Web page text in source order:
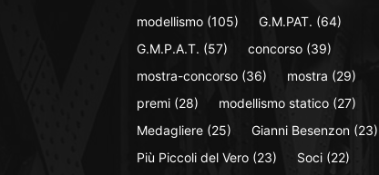
modellismo (105) G.M.PAT. (64)
G.M.P.A.T. (57) concorso (39)
mostra-concorso (36) mostra (29)
premi (28) modellismo statico (27)
Medagliere (25) Gianni Besenzon (23)
Più Piccoli del Vero (23) Soci (22)